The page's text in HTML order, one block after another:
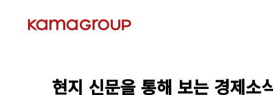
현지 신문을 통해 보는 경제